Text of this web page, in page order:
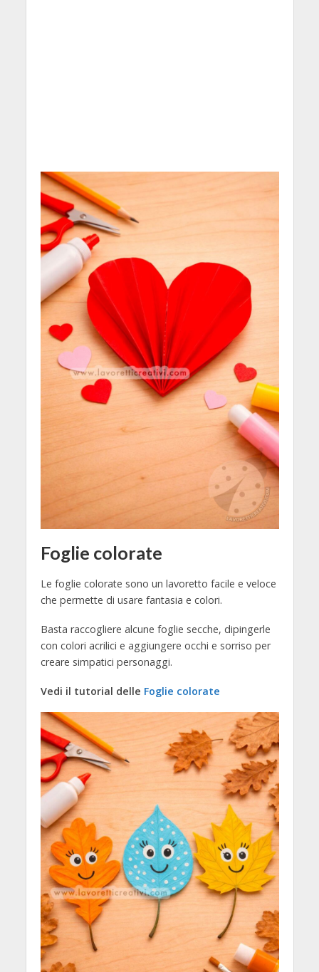
Foglie colorate
Le foglie colorate sono un lavoretto facile e veloce
che permette di usare fantasia e colori.
Basta raccogliere alcune foglie secche, dipingerle
con colori acrilici e aggiungere occhi e sorriso per
creare simpatici personaggi.
Vedi il tutorial delle Foglie colorate